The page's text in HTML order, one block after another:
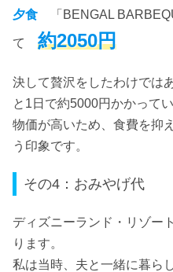
夕食 「BENGAL
て 約2050円
決して贅沢をしたわけでは
と1日で約5000円かかってい
物価が高いため、食費を抑
う印象です。
その4：おみやげ代
ディズニーランド・リゾー
ります。
私は当時、夫と一緒に暮ら